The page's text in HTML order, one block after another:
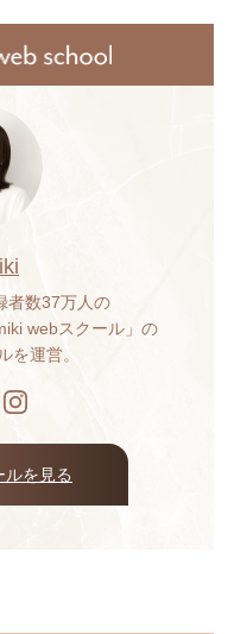
者数37万人の
webスクール」の
を運営。
ルを見る